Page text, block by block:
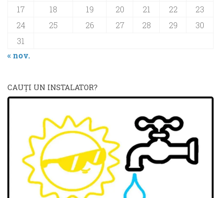
17
18 19 20 21 22
23
24
25 26 27 28 29
30
31
« nov.
CAUŢI UN INSTALATOR?